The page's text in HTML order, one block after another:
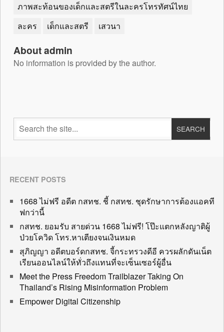
ภาพสะท้อนของเด็กและสตรีในละครโทรทัศน์ไทย
ละคร
เด็กและสตรี เสวนา
About admin
No information is provided by the author.
RECENT POSTS
1668 ไม่ฟรี อดีต กสทช. ชี้ กสทช. ชุดรักษาการต้องแอคที
ฟกว่านี้
กสทช. ยอมรับ สายด่วน 1668 ไม่ฟรี! โป๊ะแตกหลังญาติผู้
ป่วยโควิด โทร.หาเตียงจนเงินหมด
สุภิญญา อดีตบอร์ดกสทช. จี้กระทรวงดีอี ควรผลักดันเน็ต
เรียนออนไลน์ให้ทั่วถึงแทนที่จะเซ็นเซอร์ผู้อื่น
Meet the Press Freedom Trailblazer Taking On
Thailand’s Rising Misinformation Problem
Empower Digital Citizenship